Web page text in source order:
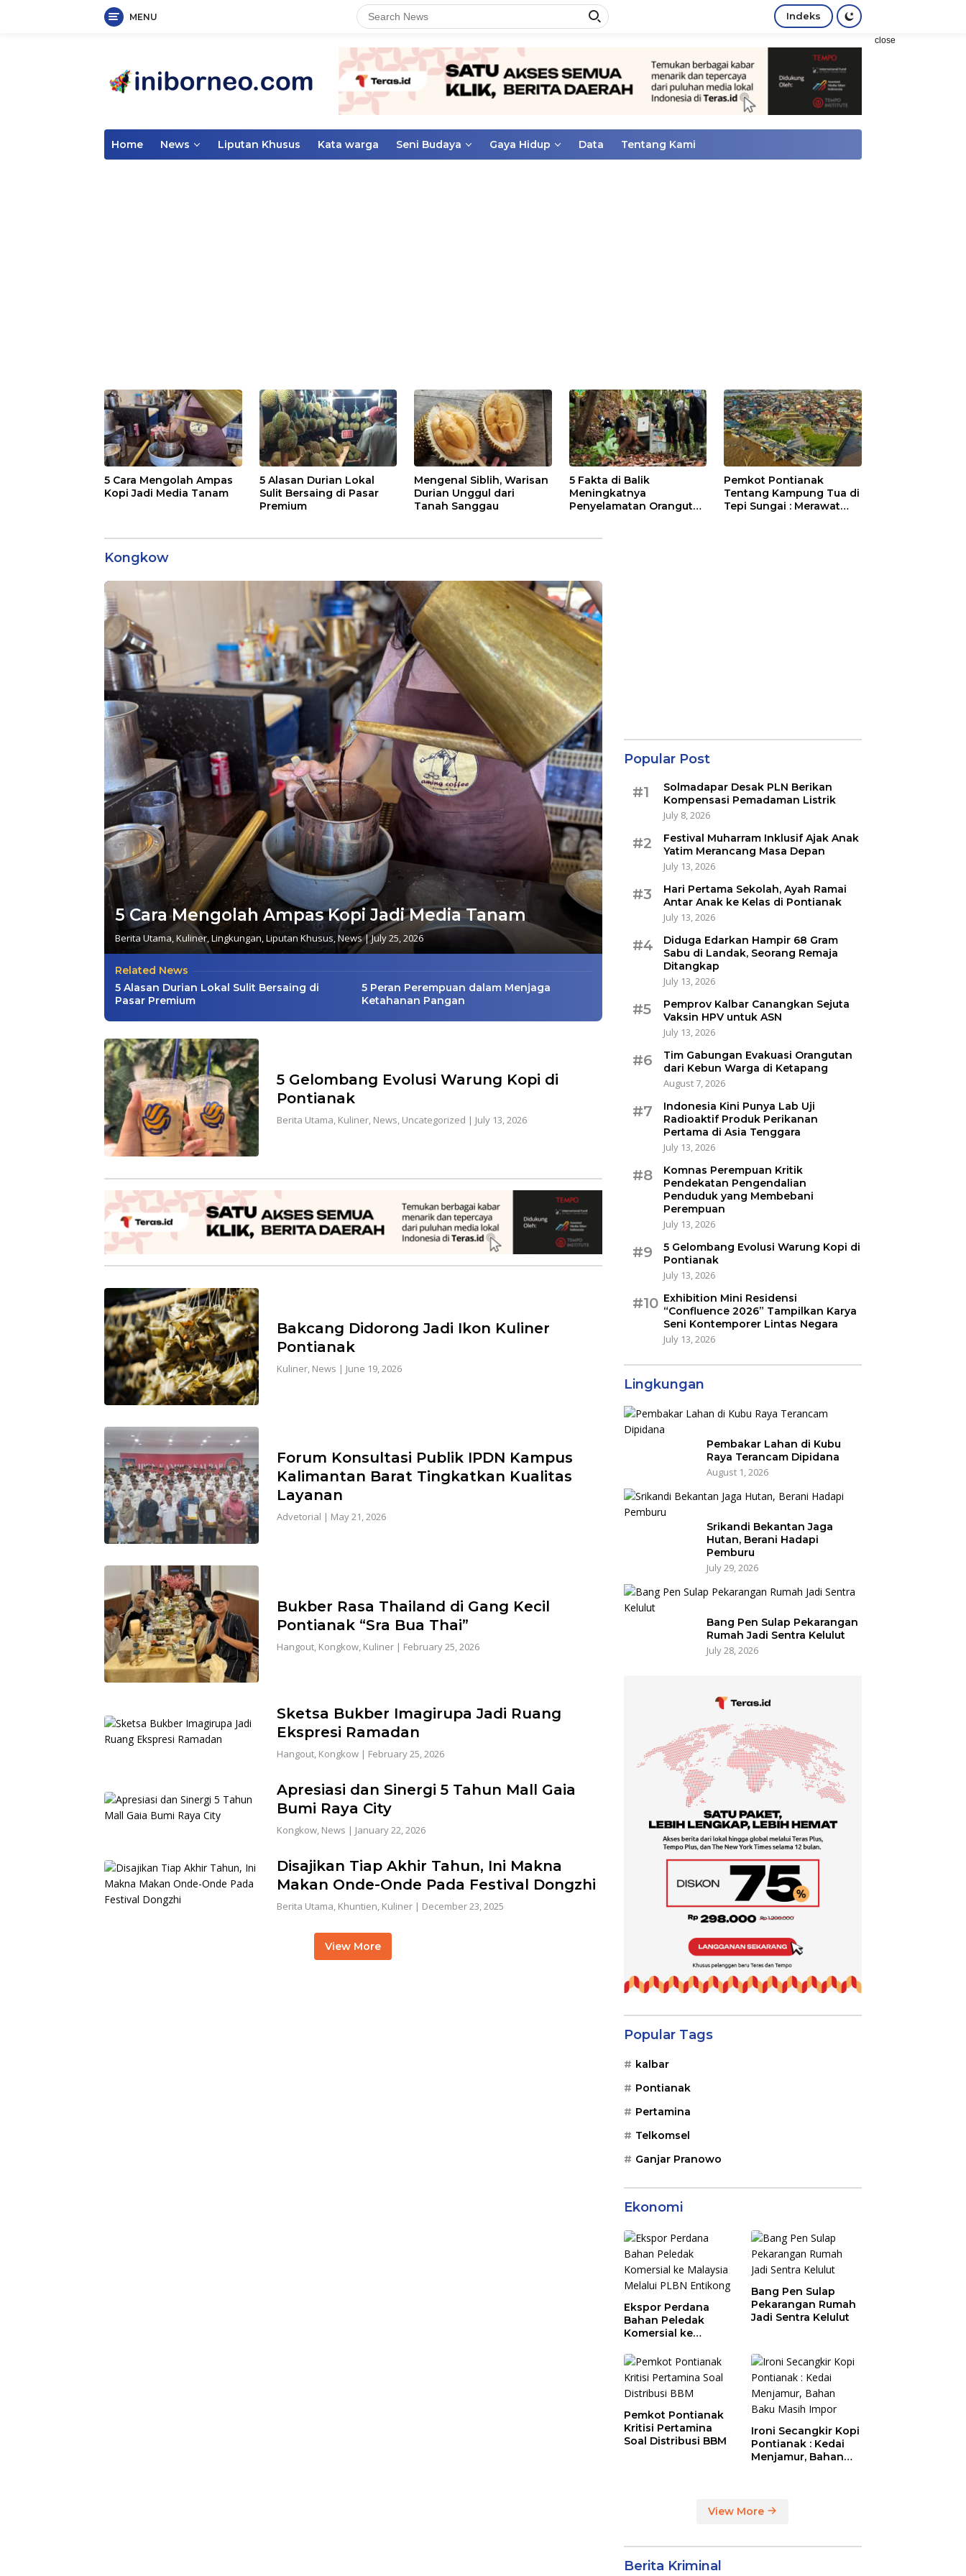
MENU Indeks
close
Home News Liputan Khusus Kata warga Seni Budaya Gaya Hidup Data Tentang Kami
5 Cara Mengolah Ampas
Kopi Jadi Media Tanam
5 Alasan Durian Lokal
Sulit Bersaing di Pasar
Premium
Mengenal Siblih, Warisan
Durian Unggul dari
Tanah Sanggau
5 Fakta di Balik
Meningkatnya
Penyelamatan Orangutan
Pemkot Pontianak
Tentang Kampung Tua di
Tepi Sungai : Merawat
Kongkow
5 Cara Mengolah Ampas Kopi Jadi Media Tanam
Berita Utama,Kuliner,Lingkungan,Liputan Khusus,News|July 25, 2026
Related News
5 Alasan Durian Lokal Sulit Bersaing di
Pasar Premium
5 Peran Perempuan dalam Menjaga
Ketahanan Pangan
5 Gelombang Evolusi Warung Kopi di
Pontianak
Berita Utama, Kuliner, News, Uncategorized | July 13, 2026
Bakcang Didorong Jadi Ikon Kuliner
Pontianak
Kuliner, News | June 19, 2026
Forum Konsultasi Publik IPDN Kampus
Kalimantan Barat Tingkatkan Kualitas
Layanan
Advetorial | May 21, 2026
Bukber Rasa Thailand di Gang Kecil
Pontianak “Sra Bua Thai”
Hangout, Kongkow, Kuliner| February 25, 2026
Sketsa Bukber Imagirupa Jadi Ruang
Ekspresi Ramadan
Hangout, Kongkow| February 25, 2026
Apresiasi dan Sinergi 5 Tahun Mall Gaia
Bumi Raya City
Kongkow, News | January 22, 2026
Disajikan Tiap Akhir Tahun, Ini Makna
Makan Onde-Onde Pada Festival Dongzhi
Berita Utama, Khuntien, Kuliner| December 23, 2025
View More
Popular Post
#1
Solmadapar Desak PLN Berikan
Kompensasi Pemadaman Listrik
July 8, 2026
#2
Festival Muharram Inklusif Ajak Anak
Yatim Merancang Masa Depan
July 13, 2026
#3
Hari Pertama Sekolah, Ayah Ramai
Antar Anak ke Kelas di Pontianak
July 13, 2026
#4
Diduga Edarkan Hampir 68 Gram
Sabu di Landak, Seorang Remaja
Ditangkap
July 13, 2026
#5
Pemprov Kalbar Canangkan Sejuta
Vaksin HPV untuk ASN
July 13, 2026
#6
Tim Gabungan Evakuasi Orangutan
dari Kebun Warga di Ketapang
August 7, 2026
#7
Indonesia Kini Punya Lab Uji
Radioaktif Produk Perikanan
Pertama di Asia Tenggara
July 13, 2026
#8
Komnas Perempuan Kritik
Pendekatan Pengendalian
Penduduk yang Membebani
Perempuan
July 13, 2026
#9
5 Gelombang Evolusi Warung Kopi di
Pontianak
July 13, 2026
#10 Exhibition Mini Residensi
“Confluence 2026” Tampilkan Karya
Seni Kontemporer Lintas Negara
July 13, 2026
Lingkungan
Pembakar Lahan di Kubu
Raya Terancam Dipidana
August 1, 2026
Srikandi Bekantan Jaga
Hutan, Berani Hadapi
Pemburu
July 29, 2026
Bang Pen Sulap Pekarangan
Rumah Jadi Sentra Kelulut
July 28, 2026
Popular Tags
kalbar
Pontianak
Pertamina
Telkomsel
Ganjar Pranowo
Ekonomi
Ekspor Perdana
Bahan Peledak
Komersial ke
PLBN Entikong
Bang Pen Sulap
Pekarangan Rumah
Jadi Sentra Kelulut
Pemkot Pontianak
Kritisi Pertamina
Soal Distribusi BBM
Ironi Secangkir Kopi
Pontianak : Kedai
Menjamur, Bahan
View More
Berita Kriminal